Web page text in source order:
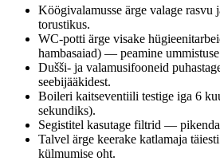
Köögivalamusse ärge valage
torustikus.
WC-potti ärge visake
hambasaiad) — peamine
Dušši- ja valamusifooneid
seebijääkidest.
Boileri kaitseventiili testige iga 6
sekundiks).
Segistitel kasutage filtrid —
Talvel ärge keerake katlamaja
külmumise oht.